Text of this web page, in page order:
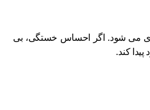
می شود. اگر احساس خستگی، بی
کند.